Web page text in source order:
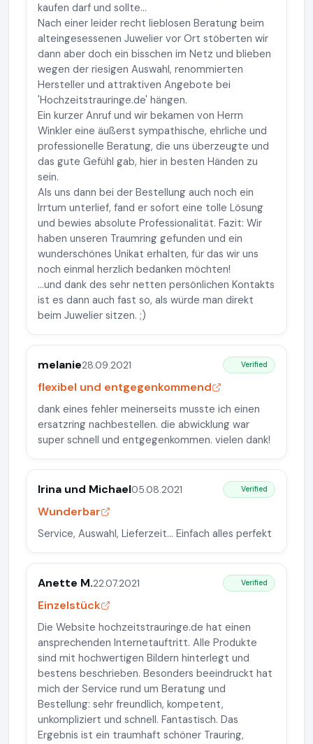
kaufen darf und sollte...
Nach einer leider recht lieblosen Beratung beim
alteingesessenen Juwelier vor Ort stöberten wir
dann aber doch ein bisschen im Netz und blieben
wegen der riesigen Auswahl, renommierten
Hersteller und attraktiven Angebote bei
'Hochzeitstrauringe.de' hängen.
Ein kurzer Anruf und wir bekamen von Herrn
Winkler eine äußerst sympathische, ehrliche und
professionelle Beratung, die uns überzeugte und
das gute Gefühl gab, hier in besten Händen zu
sein.
Als uns dann bei der Bestellung auch noch ein
Irrtum unterlief, fand er sofort eine tolle Lösung
und bewies absolute Professionalität. Fazit: Wir
haben unseren Traumring gefunden und ein
wunderschönes Unikat erhalten, für das wir uns
noch einmal herzlich bedanken möchten!
...und dank des sehr netten persönlichen Kontakts
ist es dann auch fast so, als würde man direkt
beim Juwelier sitzen. ;)
melanie28.09.2021 Verified
flexibel und entgegenkommend
dank eines fehler meinerseits musste ich einen
ersatzring nachbestellen. die abwicklung war
super schnell und entgegenkommen. vielen dank!
Irina und Michael05.08.2021 Verified
Wunderbar
Service, Auswahl, Lieferzeit... Einfach alles perfekt
Anette M.22.07.2021 Verified
Einzelstück
Die Website hochzeitstrauringe.de hat einen
ansprechenden Internetauftritt. Alle Produkte
sind mit hochwertigen Bildern hinterlegt und
bestens beschrieben. Besonders beeindruckt hat
mich der Service rund um Beratung und
Bestellung: sehr freundlich, kompetent,
unkompliziert und schnell. Fantastisch. Das
Ergebnis ist ein traumhaft schöner Trauring,